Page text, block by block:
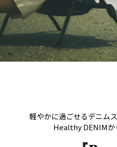
軽やかに過ごせるデニム
Healthy DENIMか